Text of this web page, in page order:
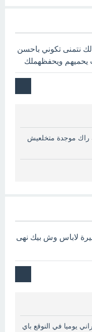
نتمنى تكوني باحسن
يحميهم ويحفظهملك
راك موجدة متخلعيش
لاباس وش بيك نهى
يوميا في النوقع باي